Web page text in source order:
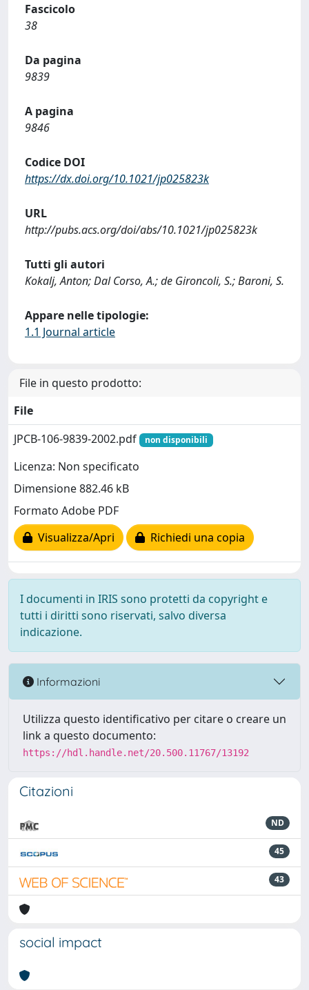
Fascicolo
38
Da pagina
9839
A pagina
9846
Codice DOI
https://dx.doi.org/10.1021/jp025823k
URL
http://pubs.acs.org/doi/abs/10.1021/jp025823k
Tutti gli autori
Kokalj, Anton; Dal Corso, A.; de Gironcoli, S.; Baroni, S.
Appare nelle tipologie:
1.1 Journal article
File in questo prodotto:
File
JPCB-106-9839-2002.pdf
non disponibili
Licenza: Non specificato
Dimensione 882.46 kB
Formato Adobe PDF
Visualizza/Apri
Richiedi una copia
I documenti in IRIS sono protetti da copyright e
tutti i diritti sono riservati, salvo diversa
indicazione.
Informazioni
Utilizza questo identificativo per citare o creare un
link a questo documento:
https://hdl.handle.net/20.500.11767/13192
Citazioni
ND
45
43
social impact